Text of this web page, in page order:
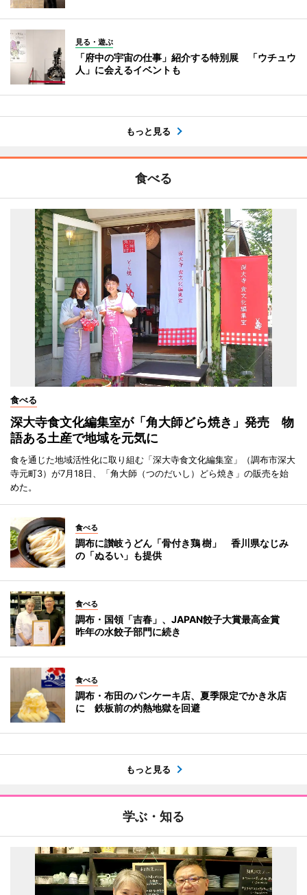
見る・遊ぶ
「府中の宇宙の仕事」紹介する特別展 「ウチュウ
人」に会えるイベントも
もっと見る
食べる
食べる
深大寺食文化編集室が「角大師どら焼き」発売 物
語ある土産で地域を元気に
食を通じた地域活性化に取り組む「深大寺食文化編集室」（調布市深大
寺元町3）が7月18日、「角大師（つのだいし）どら焼き」の販売を始
めた。
食べる
調布に讃岐うどん「骨付き鶏 樹」 香川県なじみ
の「ぬるい」も提供
食べる
調布・国領「吉春」、JAPAN餃子大賞最高金賞
昨年の水餃子部門に続き
食べる
調布・布田のパンケーキ店、夏季限定でかき氷店
に 鉄板前の灼熱地獄を回避
もっと見る
学ぶ・知る